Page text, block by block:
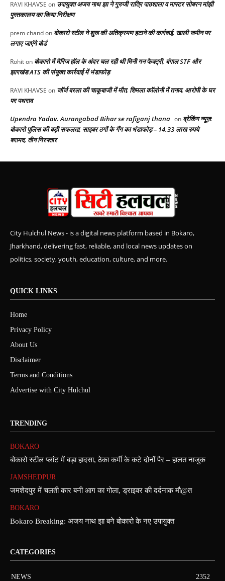
RAVI KHAVSE on उपायुक्त अजय नाथ झा ने गुरुजी रात्रि पाठशाला व मास्टर सोबरन मांझी
पुस्तकालय का किया निरीक्षण
prem chandon बोकारो स्टील ने शुरू की अतिक्रमण हटाने की कार्रवाई, खाली जमीन पर
लगाए जाएंगे बोर्ड
Rohiton बोकारो में मैरिज हॉल के अंदर चल रही थी मिनी गन फैक्ट्री, बंगाल STF और
झारखंड ATS की संयुक्त कार्रवाई में भंडाफोड़
RAVI KHAVSE on जॉर्ज बरला की चाकूबाजी में मौत, शिमला कॉलोनी में तनाव, आरोपी के घर
पर पथराव
Upendra Yadav. Aurangabad Bihar se rafiganj thana on ब्रेकिंग न्यूज़:
बोकारो पुलिस की बड़ी सफलता, साइबर ठगों के गैंग का भंडाफोड़ – 14.33 लाख रुपये
बरामद, तीन गिरफ्तार
City Hulchul News - is a digital news platform based in Bokaro,
Jharkhand, delivering fast, reliable, and local news updates on
politics, society, youth, education, culture, and more.
QUICK LINKS
Home
Privacy Policy
About Us
Disclaimer
Terms and Conditions
Advertise with City Hulchul
TRENDING
BOKARO
बोकारो स्टील प्लांट में बड़ा हादसा, ठेका कर्मी के कटे दोनों पैर – हालत नाजुक
JAMSHEDPUR
जमशेदपुर में चलती कार बनी आग का गोला, ड्राइवर की दर्दनाक मौ@त
BOKARO
Bokaro Breaking: अजय नाथ झा बने बोकारो के नए उपायुक्त
CATEGORIES
NEWS 2352